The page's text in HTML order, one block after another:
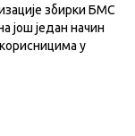
збирки БМС
још један начин
у